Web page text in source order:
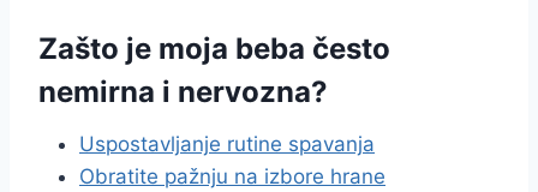
Zašto je moja beba često
nemirna i nervozna?
Uspostavljanje rutine spavanja
Obratite pažnju na izbore hrane